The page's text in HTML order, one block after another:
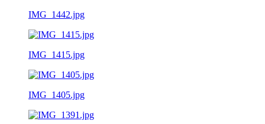
IMG_1442.jpg
IMG_1415.jpg
IMG_1405.jpg